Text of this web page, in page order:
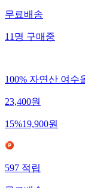
무료배송
11명구매중
100% 자연산 여수
23,400원
15%19,900원
597적립